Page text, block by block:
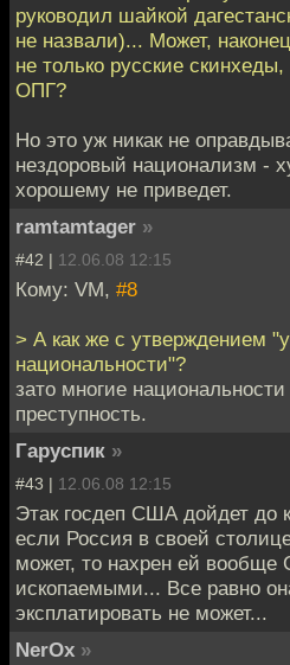
руководил шайкой
не назвали)... Может,
не только русские
ОПГ?
Но это уж никак не
нездоровый национализм -
хорошему не приведет.
ramtamtager »
#42 | 12.06.08 12:15
Кому: VM, #8
> А как же с утверждением
национальности"?
зато многие
преступность.
Гаруспик »
#43 | 12.06.08 12:15
Этак госдеп США дойдет до
если Россия в своей
может, то нахрен ей
ископаемыми... Все равно
эксплатировать не может...
NerOx »